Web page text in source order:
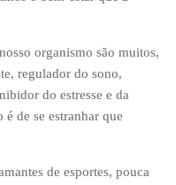
organismo são muitos,
regulador do sono,
do estresse e da
é de se estranhar que
de esportes, pouca